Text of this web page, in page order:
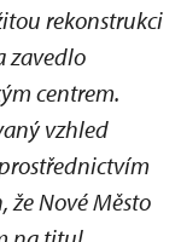
rekonstrukci
zavedlo
centrem.
vzhled
že Nové Město